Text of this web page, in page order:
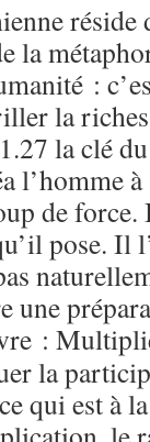
réside
la
:
la
la clé
l’homme
de force.
pose. Il
une
:
la
qui est à